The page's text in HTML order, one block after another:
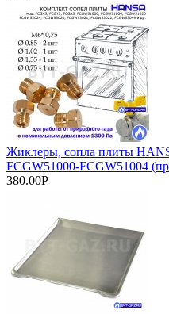
Жиклеры, сопла плиты
FCGW51000-FCGW51004
380.00Р